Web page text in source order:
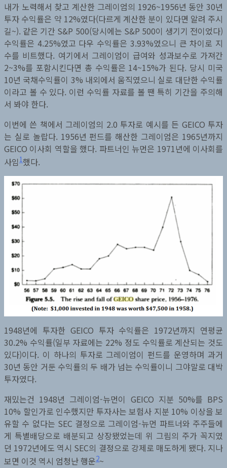
내가 노력해서 찾고 계산한 그레이엄의 1926~1956년 동안 30년
투자 수익률은 약 12%였다(다르게 계산한 분이 있다면 알려 주시
길~). 같은 기간 S&P 500(당시에는 S&P 500이 생기기 전이었다)
수익률은 4.25%였고 다우 수익률은 3.93%였으니 큰 차이로 지
수를 비트했다. 여기에서 그레이엄이 급여와 성과보수로 가져간
2~3%를 포함시킨다면 총 수익률은 14~15%가 된다. 당시 미국
10년 국채수익률이 3% 내외에서 움직였으니 실로 대단한 수익률
이라고 볼 수 있다. 이런 수익률 자료를 볼 땐 특히 기간을 주의해
서 봐야 한다.
이번에 쓴 책에서 그레이엄의 2.0 투자로 예시를 든 GEICO 투자
는 실로 놀랍다. 1956년 펀드를 해산한 그레이엄은 1965년까지
GEICO 이사회 역할을 했다. 파트너인 뉴먼은 1971년에 이사회를
사임 1했다.
1948년에 투자한 GEICO 투자 수익률은 1972년까지 연평균
30.2% 수익률(일부 자료에는 22% 정도 수익률로 계산되는 것도
있다)이다. 이 하나의 투자로 그레이엄이 펀드를 운영하며 과거
30년 동안 거둔 수익률의 두 배가 넘는 수익률이니 그야말로 대박
투자였다.
재밌는건 1948년 그레이엄-뉴먼이 GEICO 지분 50%를 BPS
10% 할인가로 인수했지만 투자사는 보험사 지분 10% 이상을 보
유할 수 없다는 SEC 결정으로 그레이엄-뉴먼 파트너와 주주들에
게 특별배당으로 배분되고 상장됐었는데 위 그림의 주가 꼭지였
던 1972년에도 역시 SEC의 결정으로 강제로 매도하게 됐다. 지나
보면 이것 역시 엄청난 행운2~